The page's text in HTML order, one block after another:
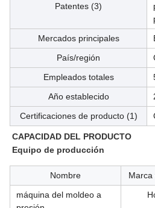
Patentes (3)
Mercados principales
País/región
Empleados totales
Año establecido
Certificaciones de producto (1)
CAPACIDAD DEL PRODUCTO
Equipo de producción
Nombre Marca
máquina del moldeo a